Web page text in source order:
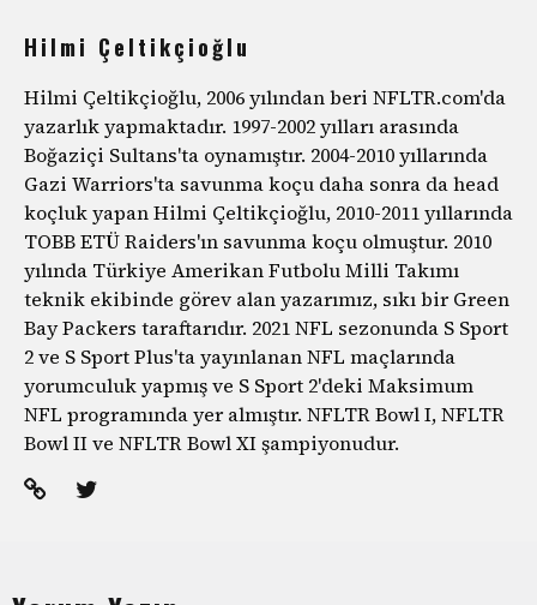
Hilmi Çeltikçioğlu
Hilmi Çeltikçioğlu, 2006 yılından beri NFLTR.com'da
yazarlık yapmaktadır. 1997-2002 yılları arasında
Boğaziçi Sultans'ta oynamıştır. 2004-2010 yıllarında
Gazi Warriors'ta savunma koçu daha sonra da head
koçluk yapan Hilmi Çeltikçioğlu, 2010-2011 yıllarında
TOBB ETÜ Raiders'ın savunma koçu olmuştur. 2010
yılında Türkiye Amerikan Futbolu Milli Takımı
teknik ekibinde görev alan yazarımız, sıkı bir Green
Bay Packers taraftarıdır. 2021 NFL sezonunda S Sport
2 ve S Sport Plus'ta yayınlanan NFL maçlarında
yorumculuk yapmış ve S Sport 2'deki Maksimum
NFL programında yer almıştır. NFLTR Bowl I, NFLTR
Bowl II ve NFLTR Bowl XI şampiyonudur.